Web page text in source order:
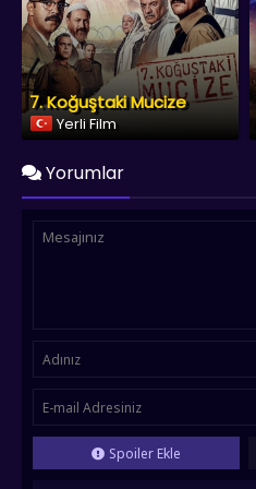
7. Koğuştaki Mucize
Yerli Film
Yorumlar
Spoiler Ekle